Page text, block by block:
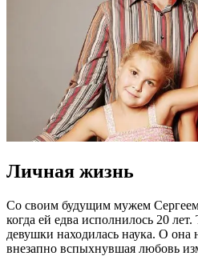
Личная жизнь
Со своим будущим мужем
когда ей едва исполнилось 20
девушки находилась наука. О она
внезапно вспыхнувшая любовь